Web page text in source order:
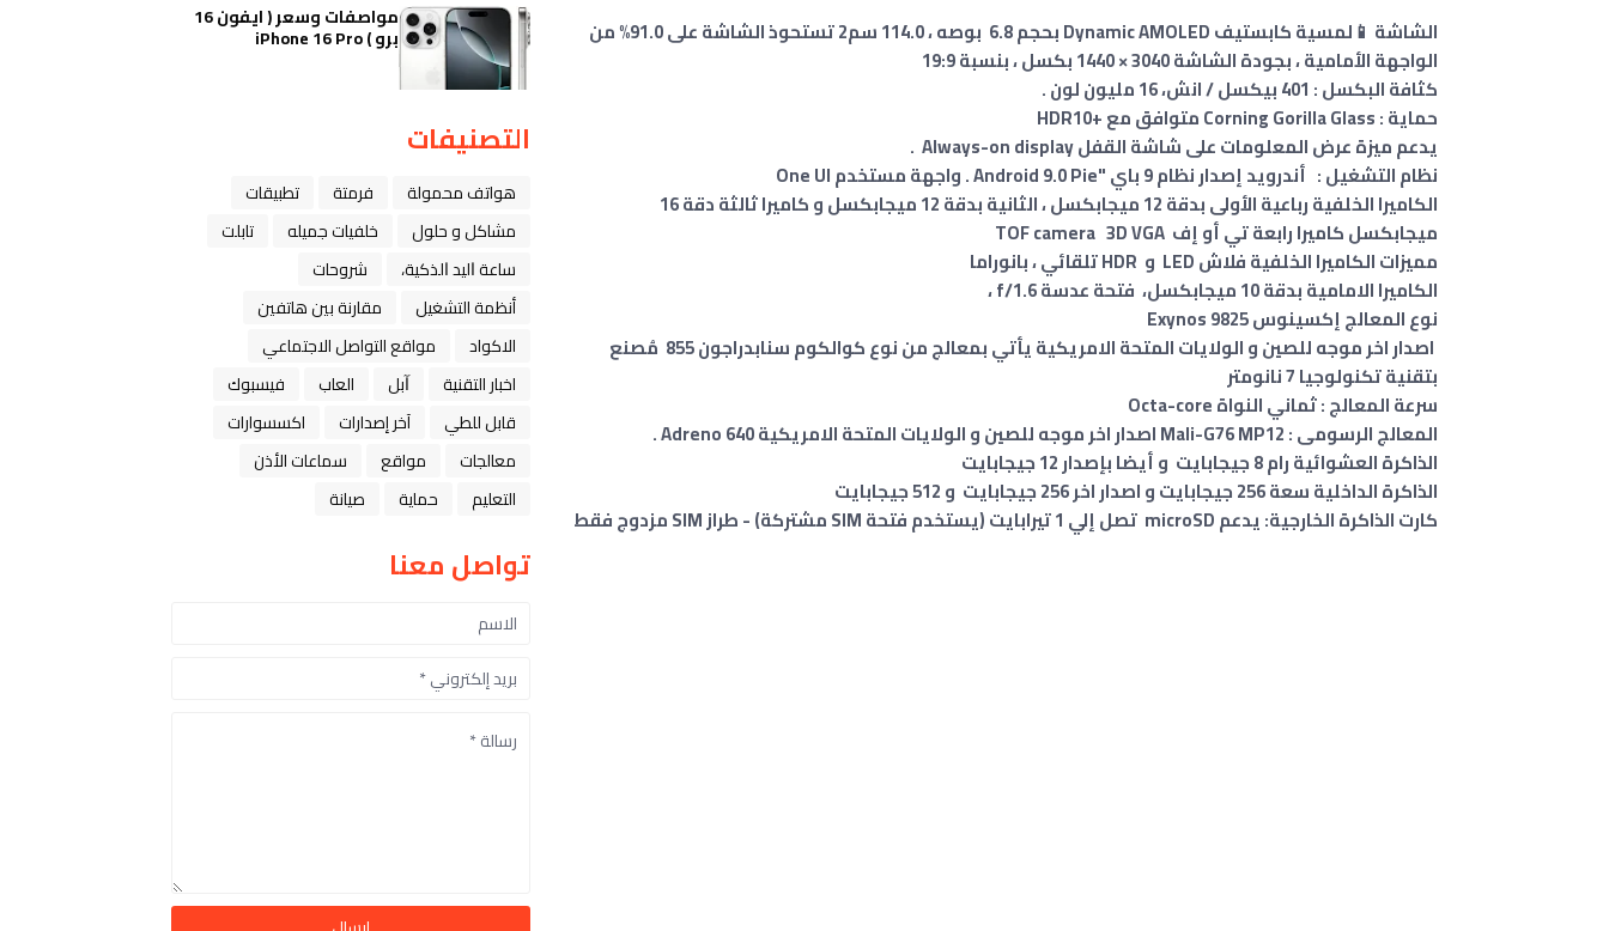
الشاشة 📱لمسية كابستيف Dynamic AMOLED بحجم 6.8 بوصه ، 114.0 سم2 تستحوذ الشاشة على 91.0% من
الواجهة الأمامية،بجودة الشاشة 3040 × 1440 بكسل ، بنسبة 19:9
كثافة البكسل : 401 بيكسل / انش
،
حماية : Corning Gorilla Glass متوافق مع +HDR10
يدعم ميزة عرض المعلومات على شاشة القفل Always-on display .
نظام التشغيل : أندرويد إصدار نظام 9 باي "Android 9.0 Pie . واجهة مستخدم One UI
الكاميرا الخلفية رباعية الأولى بدقة 12 ميجابكسل ، الثانية بدقة 12 ميجابكسل و كاميرا ثالثة دقة 16
ميجابكسل كاميرا رابعة تي أو إف TOF camera 3D VGA
مميزات الكاميرا الخلفية فلاش LED و HDR تلقائي ، بانوراما
الكاميرا الامامية بدقة 10 ميجابكسل، فتحة عدسة f/1.6 ،
نوع المعالج إكسينوس Exynos 9825
اصدار اخر موجه للصين و الولايات المتحة الامريكية يأتي بمعالج من نوع كوالكوم سنابدراجون 855 مُصنع
بتقنية تكنولوجيا 7 نانومتر
سرعة المعالج : ثماني النواة Octa-core
المعالج الرسومى : Mali-G76 MP12 اصدار اخر موجه للصين و الولايات المتحة الامريكية Adreno 640 .
الذاكرة العشوائية رام 8 جيجابايت و أيضا بإصدار 12 جيجابايت
الذاكرة الداخلية سعة 256 جيجابايت و اصدار اخر 256 جيجابايت و 512 جيجابايت
كارت الذاكرة الخارجية: يدعم microSD تصل إلي 1 تيرابايت (يستخدم فتحة SIM مشتركة) - طراز SIM مزدوج فقط
مواصفات وسعر ( ايفون 16
برو ) iPhone 16 Pro
التصنيفات
هواتف محمولة فرمتة
تطبيقات
مشاكل و حلول
خلفيات جميله
تابلت
ﺳﺎﻋﺔ ﺍﻟﻴﺪ ﺍﻟﺬﻛﻴﺔ،
شروحات
أنظمة التشغيل
مقارنة بين هاتفين
الاكواد
مواقع التواصل الاجتماعي
اخبار التقنية
ﺁﺑﻞ العاب
فيسبوك
قابل للطي
آخر إصدارات
اكسسوارات
معالجات
مواقع
سماعات الأذن
التعليم
حماية صيانة
تواصل معنا